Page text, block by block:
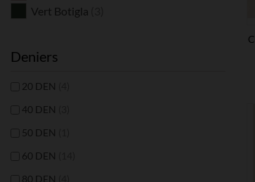
Vert Botigla
Deniers
20 DEN
40 DEN
50 DEN
60 DEN
80 DEN